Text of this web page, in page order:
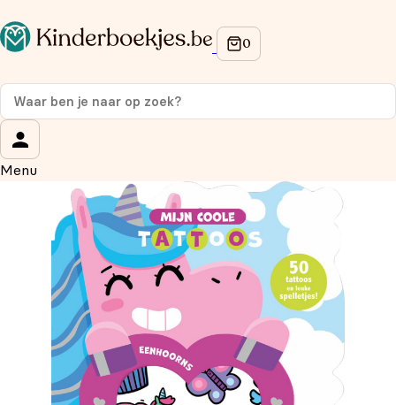
Menu
Op de hoogte blijven van onze acties?
Meld je aan voor onze nieuwsbrief en ontvang
korting
Wat is je voornaam?
Wat is je e-mailadres?*
Aanmelden
We gebruiken je gegevens om contact op te nemen, in
overeenstemming met ons
privacybeleid.